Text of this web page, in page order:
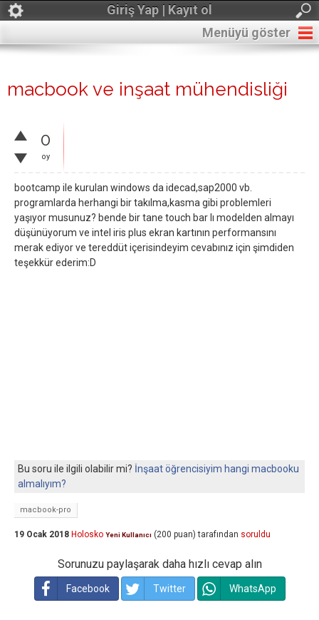
Giriş Yap | Kayıt ol
Menüyü göster
macbook ve inşaat mühendisliği
0
oy
bootcamp ile kurulan windows da idecad,sap2000 vb.
programlarda herhangi bir takılma,kasma gibi problemleri
yaşıyor musunuz? bende bir tane touch bar lı modelden almayı
düşünüyorum ve intel iris plus ekran kartının performansını
merak ediyor ve tereddüt içerisindeyim cevabınız için şimdiden
teşekkür ederim:D
Bu soru ile ilgili olabilir mi? İnşaat öğrencisiyim hangi macbooku
almalıyım?
macbook-pro
19 Ocak 2018 Holosko Yeni Kullanıcı (200 puan) tarafından soruldu
Sorunuzu paylaşarak daha hızlı cevap alın
Facebook Twitter WhatsApp